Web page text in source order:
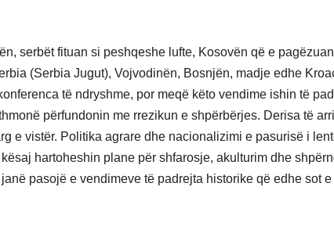
serbët fituan si peshqeshe lufte, Kosovën që e pagëzuan
(Serbia Jugut), Vojvodinën, Bosnjën, madje edhe
të ndryshme, por meqë këto vendime ishin të
përfundonin me rrezikun e shpërbërjes. Derisa të
e vistër. Politika agrare dhe nacionalizimi e pasurisë i
hartoheshin plane për shfarosje, akulturim dhe
pasojë e vendimeve të padrejta historike që edhe sot e